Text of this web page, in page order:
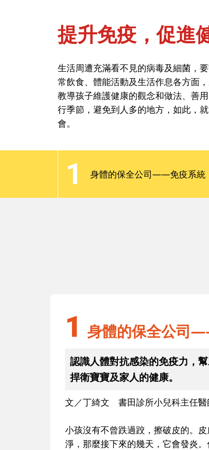
首頁 問健康-保健與疾病
提升免疫，促進
生活周遭充滿看不見的病毒及細菌，
常飲食、體能活動及生活作息各方面
教導孩子維護健康的觀念和做法、善
行季節，避免到人多的地方，如此，
會。
1 身體的保全公司——免疫系統
提升免疫，促進
常飲食、體能活動及生活作息各方面
教導孩子維護健康的觀念和做法、善
行季節，避免到人多的地方，如此，
1 身體的保全公司
認識人體對抗感染的免疫力，
捍衛寶寶及家人的健康。
文／丁綺文 書田診所小兒科主任醫
小孩沒有不曾跌過跤，擦破皮的。
淨，那麼接下來的幾天，它會發炎